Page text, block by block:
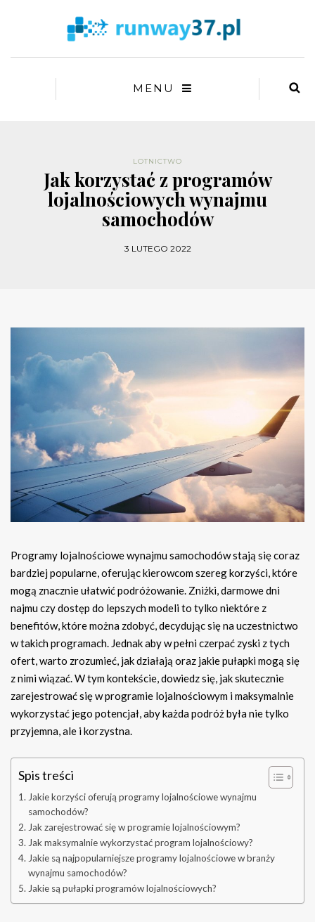
MENU
LOTNICTWO
Jak korzystać z programów
lojalnościowych wynajmu
samochodów
3 LUTEGO 2022
Programy lojalnościowe wynajmu samochodów stają się coraz
bardziej popularne, oferując kierowcom szereg korzyści, które
mogą znacznie ułatwić podróżowanie. Zniżki, darmowe dni
najmu czy dostęp do lepszych modeli to tylko niektóre z
benefitów, które można zdobyć, decydując się na uczestnictwo
w takich programach. Jednak aby w pełni czerpać zyski z tych
ofert, warto zrozumieć, jak działają oraz jakie pułapki mogą się
z nimi wiązać. W tym kontekście, dowiedz się, jak skutecznie
zarejestrować się w programie lojalnościowym i maksymalnie
wykorzystać jego potencjał, aby każda podróż była nie tylko
przyjemna, ale i korzystna.
Spis treści
Jakie korzyści oferują programy lojalnościowe wynajmu
samochodów?
Jak zarejestrować się w programie lojalnościowym?
Jak maksymalnie wykorzystać program lojalnościowy?
Jakie są najpopularniejsze programy lojalnościowe w branży
wynajmu samochodów?
Jakie są pułapki programów lojalnościowych?